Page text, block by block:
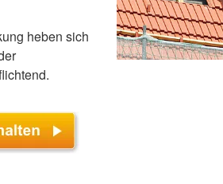
heben sich